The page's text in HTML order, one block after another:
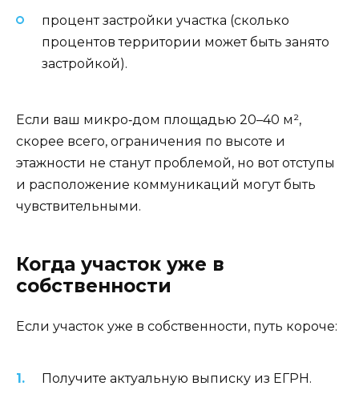
процент застройки участка (сколько
процентов территории может быть занято
застройкой).
Если ваш микро‑дом площадью 20–40 м²,
скорее всего, ограничения по высоте и
этажности не станут проблемой, но вот отступы
и расположение коммуникаций могут быть
чувствительными.
Когда участок уже в
собственности
Если участок уже в собственности, путь короче:
Получите актуальную выписку из ЕГРН.